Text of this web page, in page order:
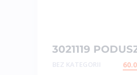
3021119
SILNIKA QUAD
BEZ KATEGORII